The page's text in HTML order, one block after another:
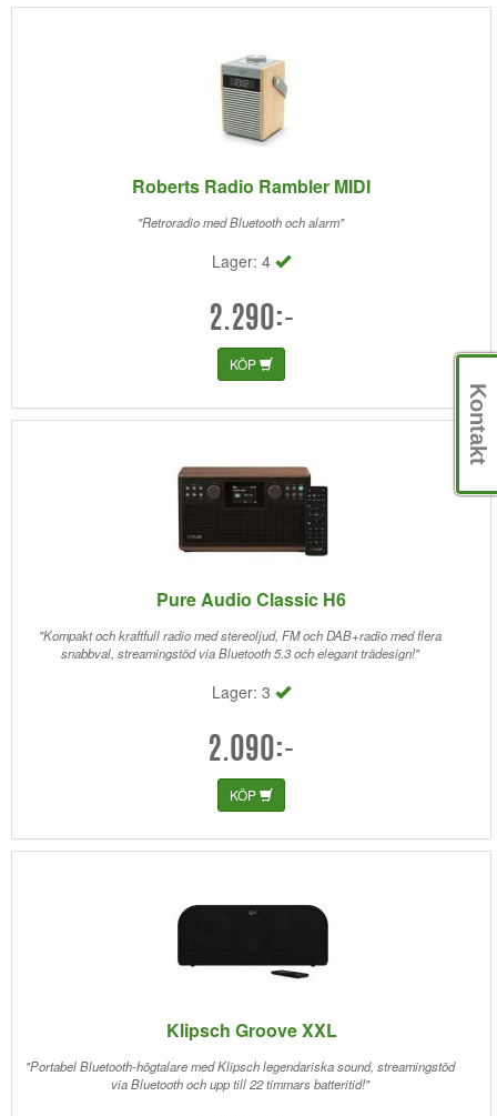
Roberts Radio Rambler MIDI
"Retroradio med Bluetooth och alarm"
Lager: 4
2.290:-
KÖP
Pure Audio Classic H6
"Kompakt och kraftfull radio med stereoljud, FM och DAB+radio med flera
snabbval, streamingstöd via Bluetooth 5.3 och elegant trädesign!"
Lager: 3
2.090:-
KÖP
Klipsch Groove XXL
"Portabel Bluetooth-högtalare med Klipsch legendariska sound, streamingstöd
via Bluetooth och upp till 22 timmars batteritid!"
Kontakt